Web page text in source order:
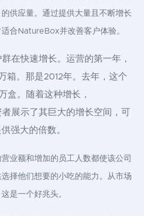
供应量。通过提供大量且不断增长
合NatureBox并改善客户体验。
在快速增长。运营的第一年，
箱。那是2012年。去年，这个
盒。随着这种增长，
展示了其巨大的增长空间，可
强大的倍数。
业额和增加的员工人数都使该公司
择他们想要的小吃的能力。从市场
是一个好兆头。